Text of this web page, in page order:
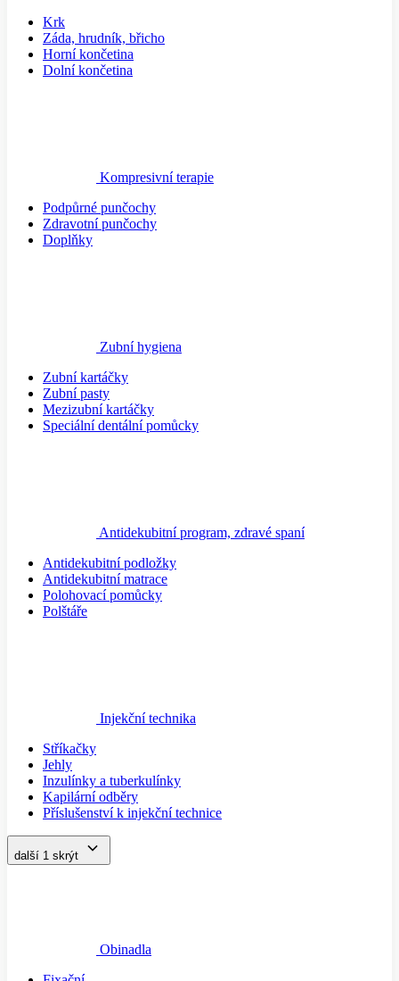
Krk
Záda, hrudník, břicho
Horní končetina
Dolní končetina
Kompresivní terapie
Podpůrné punčochy
Zdravotní punčochy
Doplňky
Zubní hygiena
Zubní kartáčky
Zubní pasty
Mezizubní kartáčky
Speciální dentální pomůcky
Antidekubitní program, zdravé spaní
Antidekubitní podložky
Antidekubitní matrace
Polohovací pomůcky
Polštáře
Injekční technika
Stříkačky
Jehly
Inzulínky a tuberkulínky
Kapilární odběry
Příslušenství k injekční technice
další 1 skrýt
Obinadla